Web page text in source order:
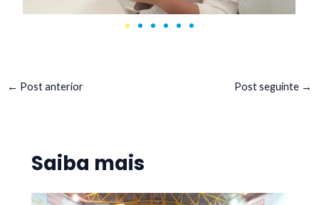
← Post anterior Post seguinte →
Saiba mais